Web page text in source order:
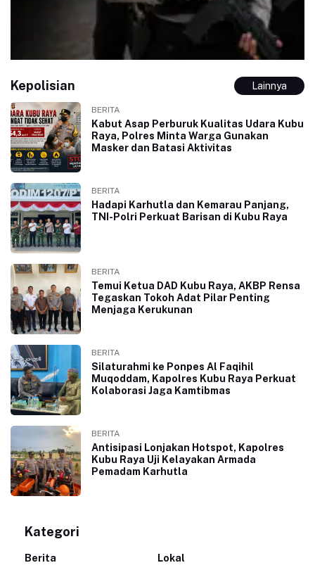
Kepolisian Lainnya
BERITA
Kabut Asap Perburuk Kualitas Udara Kubu
Raya, Polres Minta Warga Gunakan
Masker dan Batasi Aktivitas
BERITA
Hadapi Karhutla dan Kemarau Panjang,
TNI-Polri Perkuat Barisan di Kubu Raya
BERITA
Temui Ketua DAD Kubu Raya, AKBP Rensa
Tegaskan Tokoh Adat Pilar Penting
Menjaga Kerukunan
BERITA
Silaturahmi ke Ponpes Al Faqihil
Muqoddam, Kapolres Kubu Raya Perkuat
Kolaborasi Jaga Kamtibmas
BERITA
Antisipasi Lonjakan Hotspot, Kapolres
Kubu Raya Uji Kelayakan Armada
Pemadam Karhutla
Kategori
Berita Lokal